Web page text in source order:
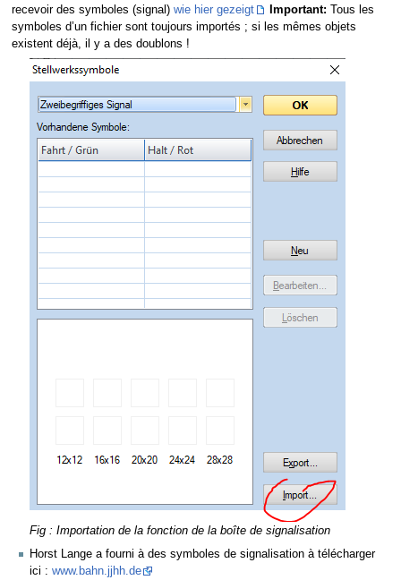
recevoir des symboles (signal) wie hier gezeigt Important: Tous les
symboles d’un fichier sont toujours importés ; si les mêmes objets
existent déjà, il y a des doublons !
Fig : Importation de la fonction de la boîte de signalisation
Horst Lange a fourni à des symboles de signalisation à télécharger
ici : www.bahn.jjhh.de